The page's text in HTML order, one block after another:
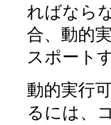
ればなら
合、動的
スポート
動的実行
るには、